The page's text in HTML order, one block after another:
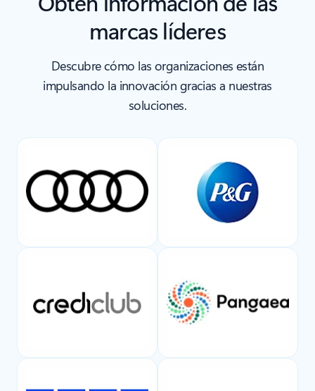
marcas líderes
Descubre cómo las organizaciones están
impulsando la innovación gracias a nuestras
soluciones.